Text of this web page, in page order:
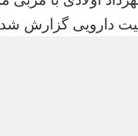
دارویی گزارش